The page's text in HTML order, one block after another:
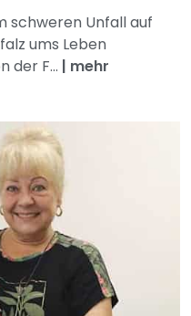
schweren Unfall auf
ums Leben
der F... | mehr